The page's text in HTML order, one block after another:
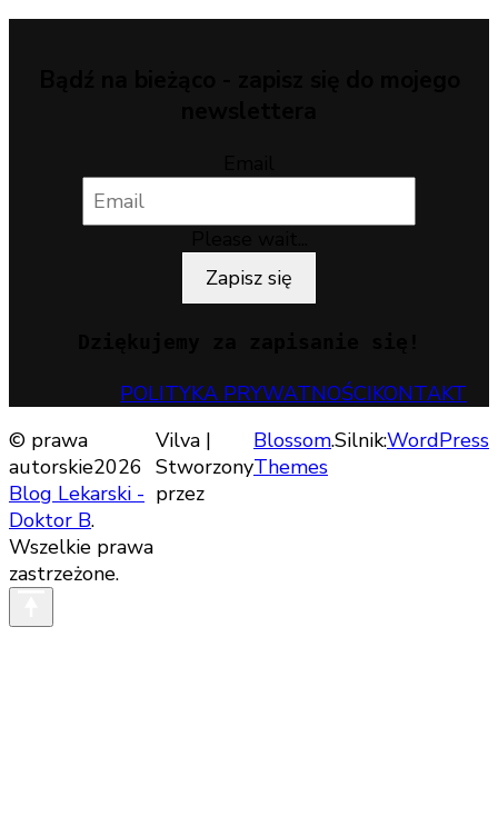
Zapisz się
POLITYKA PRYWATNOŚCIKONTAKT
© prawa
autorskie2026
Blog Lekarski -
Doktor B.
Wszelkie prawa
zastrzeżone.
Vilva |
Stworzony
przez
Blossom
Themes
.Silnik:WordPress